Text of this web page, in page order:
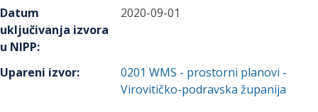
Datum
uključivanja izvora
u NIPP:
2020-09-01
Upareni izvor: 0201 WMS - prostorni planovi -
Virovitičko-podravska županija